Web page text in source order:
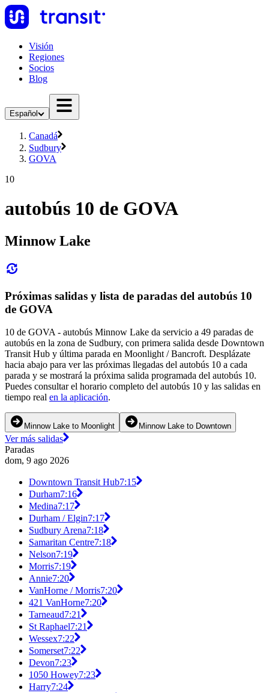
Visión
Regiones
Socios
Blog
Español
Canadá
Sudbury
GOVA
10
autobús 10 de GOVA
Minnow Lake
Próximas salidas y lista de paradas del autobús 10
de GOVA
10 de GOVA - autobús Minnow Lake da servicio a 49 paradas de
autobús en la zona de Sudbury, con primera salida desde Downtown
Transit Hub y última parada en Moonlight / Bancroft. Desplázate
hacia abajo para ver las próximas llegadas del autobús 10 a cada
parada y se mostrará la próxima salida programada del autobús 10.
Puedes consultar el horario completo del autobús 10 y las salidas en
tiempo real en la aplicación.
Minnow Lake to Moonlight Minnow Lake to Downtown
Ver más salidas
Paradas
dom, 9 ago 2026
Downtown Transit Hub7:15
Durham7:16
Medina7:17
Durham / Elgin7:17
Sudbury Arena7:18
Samaritan Centre7:18
Nelson7:19
Morris7:19
Annie7:20
VanHorne / Morris7:20
421 VanHorne7:20
Tarneaud7:21
St Raphael7:21
Wessex7:22
Somerset7:22
Devon7:23
1050 Howey7:23
Harry7:24